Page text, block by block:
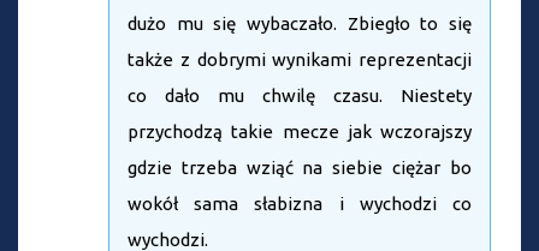
dużo mu się wybaczało. Zbiegło to się
także z dobrymi wynikami reprezentacji
co dało mu chwilę czasu. Niestety
przychodzą takie mecze jak wczorajszy
gdzie trzeba wziąć na siebie ciężar bo
wokół sama słabizna i wychodzi co
wychodzi.